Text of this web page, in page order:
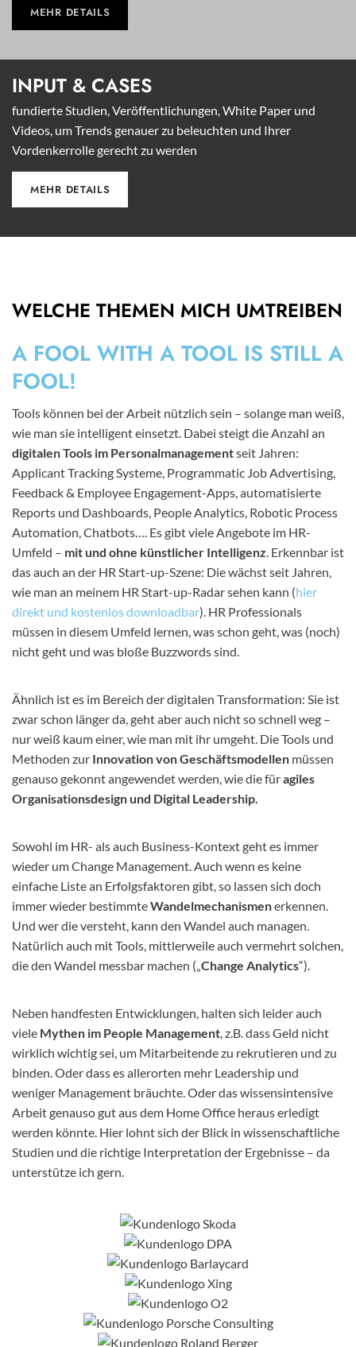
MEHR DETAILS
INPUT & CASES
fundierte Studien, Veröffentlichungen, White Paper und
Videos, um Trends genauer zu beleuchten und Ihrer
Vordenkerrolle gerecht zu werden
MEHR DETAILS
WELCHE THEMEN MICH UMTREIBEN
A FOOL WITH A TOOL IS STILL A
FOOL!
Tools können bei der Arbeit nützlich sein – solange man weiß,
wie man sie intelligent einsetzt. Dabei steigt die Anzahl an
digitalen Tools im Personalmanagementseit Jahren:
Applicant Tracking Systeme, Programmatic Job Advertising,
Feedback & Employee Engagement-Apps, automatisierte
Reports und Dashboards, People Analytics, Robotic Process
Automation, Chatbots…. Es gibt viele Angebote im HR-
Umfeld – mit und ohne künstlicher Intelligenz. Erkennbar ist
das auch an der HR Start-up-Szene: Die wächst seit Jahren,
wie man an meinem HR Start-up-Radar sehen kann (hier
direkt und kostenlos downloadbar). HR Professionals
müssen in diesem Umfeld lernen, was schon geht, was (noch)
nicht geht und was bloße Buzzwords sind.
Ähnlich ist es im Bereich der digitalen Transformation: Sie ist
zwar schon länger da, geht aber auch nicht so schnell weg –
nur weiß kaum einer, wie man mit ihr umgeht. Die Tools und
Methoden zur Innovation von Geschäftsmodellen müssen
genauso gekonnt angewendet werden, wie die füragiles
Organisationsdesign und Digital Leadership.
Sowohl im HR- als auch Business-Kontext geht es immer
wieder um Change Management. Auch wenn es keine
einfache Liste an Erfolgsfaktoren gibt, so lassen sich doch
immer wieder bestimmteWandelmechanismenerkennen.
Und wer die versteht, kann den Wandel auch managen.
Natürlich auch mit Tools, mittlerweile auch vermehrt solchen,
die den Wandel messbar machen („Change Analytics“).
Neben handfesten Entwicklungen, halten sich leider auch
viele Mythen im People Management, z.B. dass Geld nicht
wirklich wichtig sei, um Mitarbeitende zu rekrutieren und zu
binden. Oder dass es allerorten mehr Leadership und
weniger Management bräuchte. Oder das wissensintensive
Arbeit genauso gut aus dem Home Office heraus erledigt
werden könnte. Hier lohnt sich der Blick in wissenschaftliche
Studien und die richtige Interpretation der Ergebnisse – da
unterstütze ich gern.